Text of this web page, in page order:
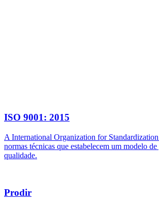
ISO 9001: 2015
A International Organization for
normas técnicas que estabelecem um modelo de
qualidade.
Prodir